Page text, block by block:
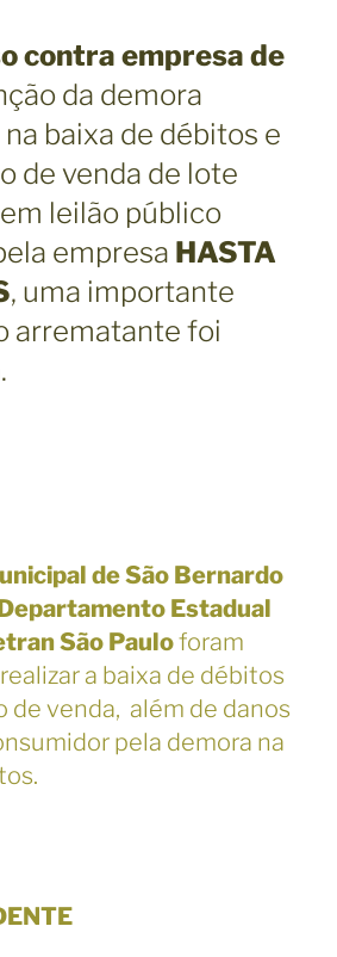
contra empresa de
da demora
baixa de débitos e
de venda de lote
leilão público
empresa HASTA
, uma importante
arrematante foi
de São Bernardo
Estadual
São Pauloforam
a baixa de débitos
de venda, além de danos
pela demora na